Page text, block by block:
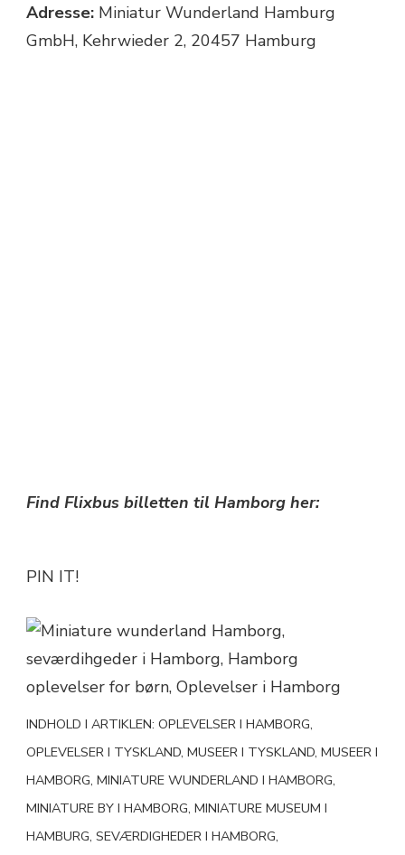
Adresse: Miniatur Wunderland Hamburg
GmbH, Kehrwieder 2, 20457 Hamburg
Find Flixbus billetten til Hamborg her:
PIN IT!
INDHOLD I ARTIKLEN: OPLEVELSER I HAMBORG,
OPLEVELSER I TYSKLAND, MUSEER I TYSKLAND, MUSEER I
HAMBORG, MINIATURE WUNDERLAND I HAMBORG,
MINIATURE BY I HAMBORG, MINIATURE MUSEUM I
HAMBURG, SEVÆRDIGHEDER I HAMBORG,